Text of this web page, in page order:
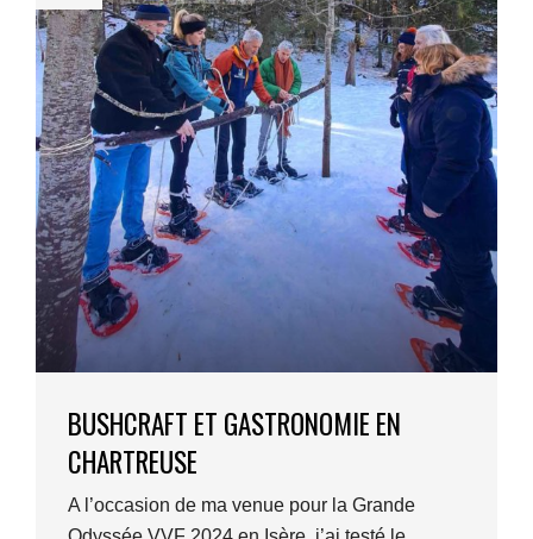
BUSHCRAFT ET GASTRONOMIE EN
CHARTREUSE
A l’occasion de ma venue pour la Grande